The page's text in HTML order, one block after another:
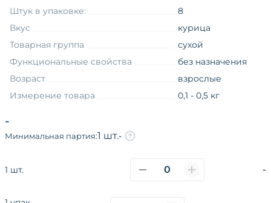
-
Минимальная партия:1 шт.-
1 шт. -
Штук в упаковке:
8
Вкус
курица
Товарная группа
сухой
Функциональные свойства
без назначения
Возраст
взрослые
Измерение товара
0,1 - 0,5 кг
Дополнительный вкус